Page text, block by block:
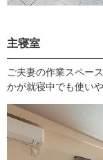
主寝室
ご夫妻の作業スペー
かが就寝中でも使い